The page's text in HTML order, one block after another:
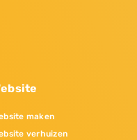
maken
verhuizen